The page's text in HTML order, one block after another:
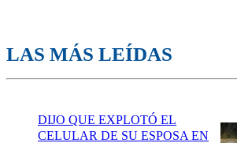
LAS MÁS LEÍDAS
DIJO QUE EXPLOTÓ EL
CELULAR DE SU ESPOSA EN